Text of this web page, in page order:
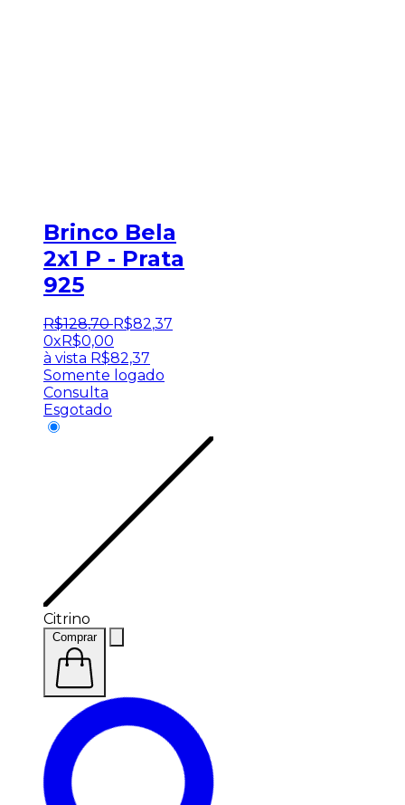
Brinco Bela
2x1 P - Prata
925
R$128,70 R$82,37
0x R$0,00
à vista R$82,37
Somente logado
Consulta
Esgotado
Citrino
Comprar